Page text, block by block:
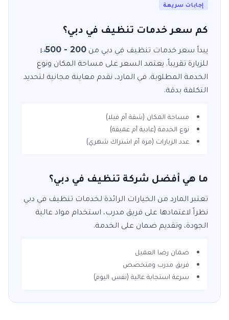
إجابات سريعة
كم سعر خدمات تنظيف في دبي؟
يبدأ سعر خدمات تنظيف في دبي من 200 - 500 د.إ
للزيارة تقريباً. يعتمد السعر على مساحة المكان ونوع
الخدمة المطلوبة. في المارد، نقدم معاينة مجانية لتحديد
التكلفة بدقة.
مساحة المكان (شقة أم فيلا)
نوع الخدمة (عادية أم عميقة)
عدد الزيارات (مرة أم اشتراك شهري)
ما هي أفضل شركة تنظيف في دبي؟
تعتبر المارد من الخيارات الرائدة لخدمات تنظيف في دبي
نظراً لاعتمادها على فريق مدرب، استخدام مواد عالية
الجودة، وتقديم ضمان على الخدمة.
ضمان رضا العميل
فريق مدرب ومتخصص
سرعة استجابة عالية (نفس اليوم)